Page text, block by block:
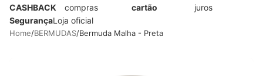
CASHBACK
compras
cartão
juros
SegurançaLoja oficial
Home BERMUDAS Bermuda Malha - Preta